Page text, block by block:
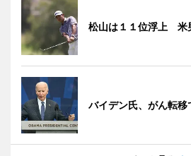
松山は１１位浮上 米
バイデン氏、がん転移